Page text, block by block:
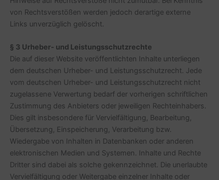
von Rechtsverstößen werden jedoch derartige externe
Links unverzüglich gelöscht.
§ 3 Urheber- und Leistungsschutzrechte
Die auf dieser Website veröffentlichten Inhalte unterliegen
dem deutschen Urheber- und Leistungsschutzrecht. Jede
vom deutschen Urheber- und Leistungsschutzrecht nicht
zugelassene Verwertung bedarf der vorherigen schriftlichen
Zustimmung des Anbieters oder jeweiligen Rechteinhabers.
Dies gilt insbesondere für Vervielfältigung, Bearbeitung,
Übersetzung, Einspeicherung, Verarbeitung bzw.
Wiedergabe von Inhalten in Datenbanken oder anderen
elektronischen Medien und Systemen. Inhalte und Rechte
Dritter sind dabei als solche gekennzeichnet. Die unerlaubte
Vervielfältigung oder Weitergabe einzelner Inhalte oder